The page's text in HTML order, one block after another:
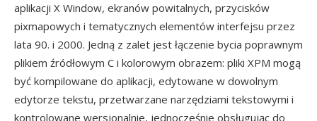
aplikacji X Window, ekranów powitalnych, przycisków
pixmapowych i tematycznych elementów interfejsu przez
lata 90. i 2000. Jedną z zalet jest łączenie bycia poprawnym
plikiem źródłowym C i kolorowym obrazem: pliki XPM mogą
być kompilowane do aplikacji, edytowane w dowolnym
edytorze tekstu, przetwarzane narzędziami tekstowymi i
kontrolowane wersjonalnie, jednocześnie obsługując do